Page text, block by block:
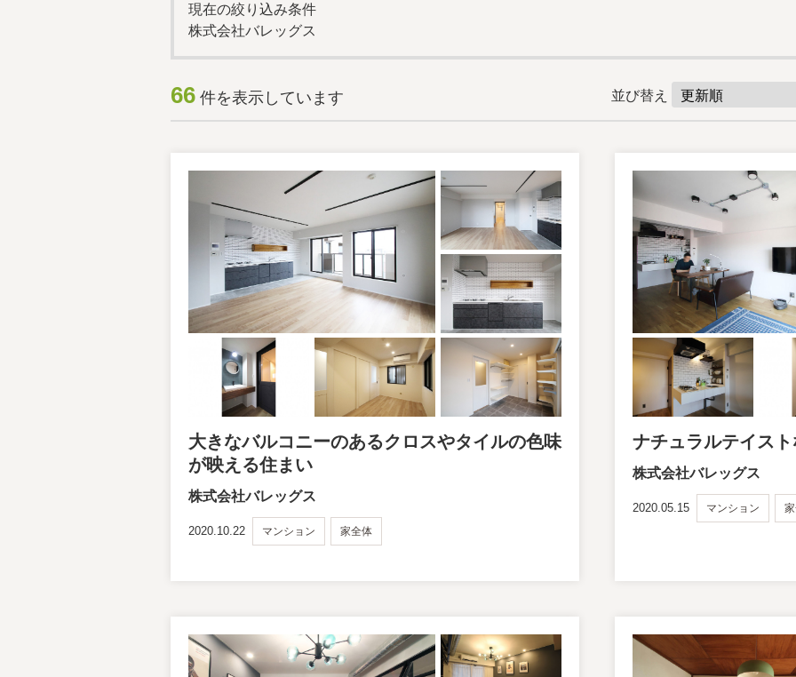
現在の絞り込み条件
株式会社バレッグス
66 件を表示しています 並び替え
大きなバルコニーのあるクロスやタイルの色味
が映える住まい
株式会社バレッグス
2020.10.22 マンション 家全体
ナチュラルテイス
株式会社バレッグス
2020.05.15 マンション